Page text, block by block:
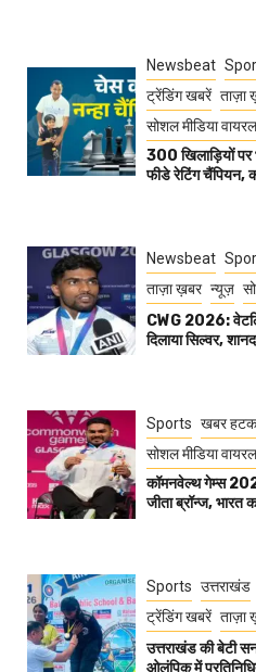
Newsbeat
ट्रेंडिंग खबरें ताज़ा
सोशल मीडिया वायरल
300 खिलाड़ियों पर
फीडे रेटिंग चैंपियन,
Newsbeat
ताज़ा ख़बर न्यूज़
CWG 2026:
दिलाया सिल्वर,
Sports खबर
सोशल मीडिया वायरल
कॉमनवेल्थ गेम्स
जीता ब्रॉन्ज, भारत
Sports उत्तराखंड
ट्रेंडिंग खबरें ताज़ा
उत्तराखंड की बेटी
ओलंपिक में